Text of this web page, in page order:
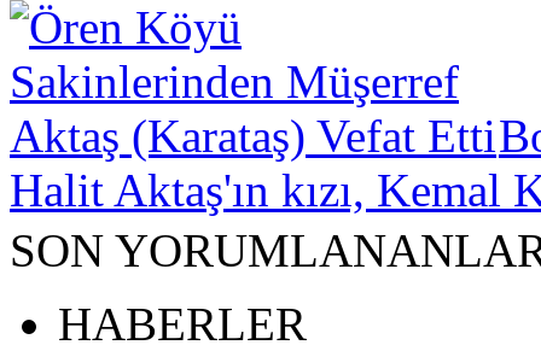
Halit Aktaş'ın kızı, Kemal
SON
HABERLER